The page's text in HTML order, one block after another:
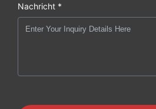
Nachricht *